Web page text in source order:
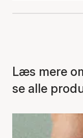
Læs mere
se alle